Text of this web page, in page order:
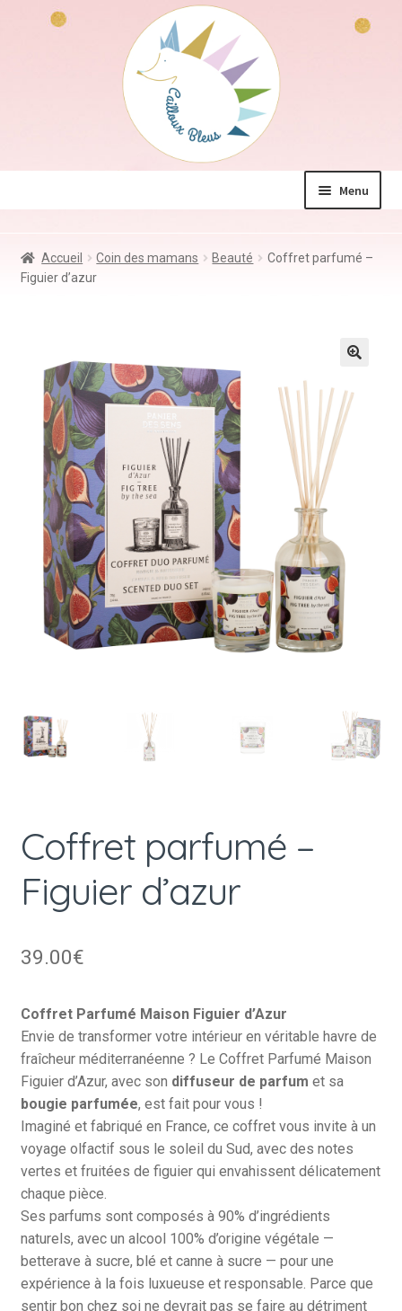
Menu
Jeux & Jouets
Kdo à – de 10€
Accueil Coin des mamans Beauté
Coffret parfumé –
Figuier d’azur
Coffret parfumé –
Figuier d’azur
39.00€
Coffret Parfumé Maison Figuier d’Azur
Envie de transformer votre intérieur en véritable havre de
fraîcheur méditerranéenne ? Le Coffret Parfumé Maison
Figuier d’Azur, avec son diffuseur de parfum et sa
bougie parfumée, est fait pour vous !
Imaginé et fabriqué en France, ce coffret vous invite à un
voyage olfactif sous le soleil du Sud, avec des notes
vertes et fruitées de figuier qui envahissent délicatement
chaque pièce.
Ses parfums sont composés à 90% d’ingrédients
naturels, avec un alcool 100% d’origine végétale —
betterave à sucre, blé et canne à sucre — pour une
expérience à la fois luxueuse et responsable. Parce que
sentir bon chez soi ne devrait pas se faire au détriment